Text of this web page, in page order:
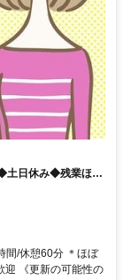
土日休み◆残業ほぼ
間/休憩60分 ＊ほぼ
迎 《更新の可能性の